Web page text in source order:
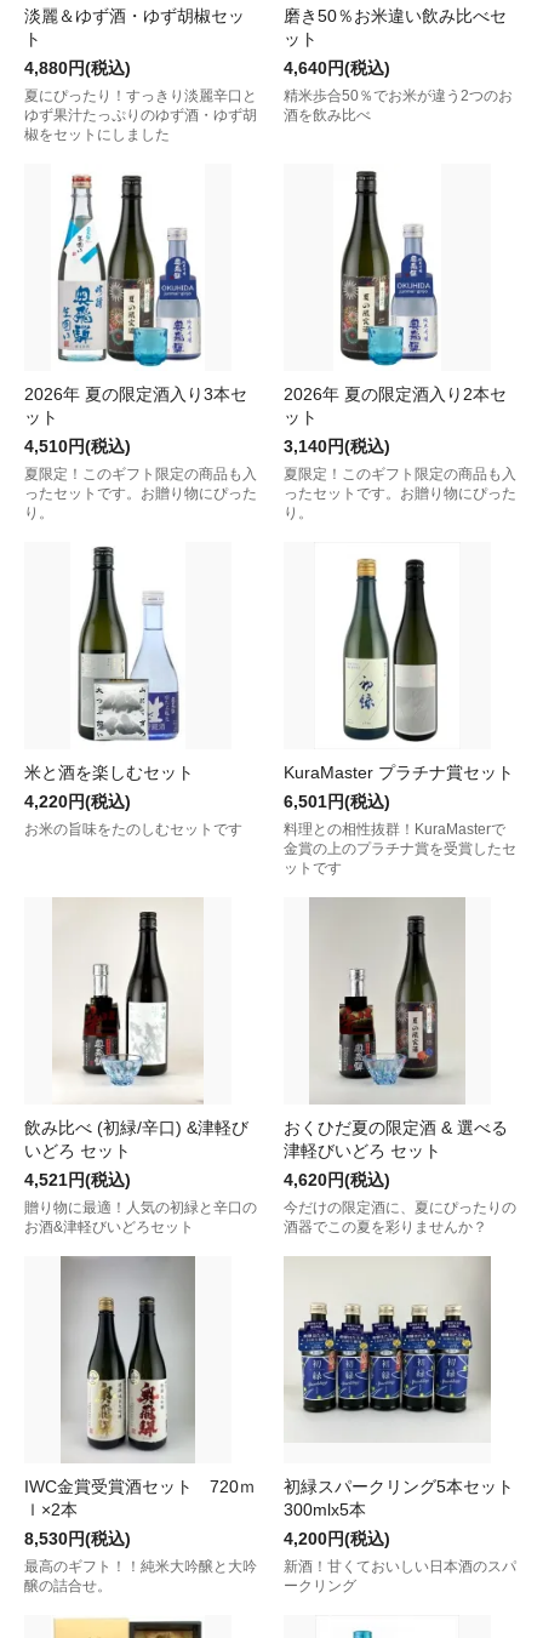
淡麗＆ゆず酒・ゆず胡椒セッ
ト
4,880円(税込)
夏にぴったり！すっきり淡麗辛口と
ゆず果汁たっぷりのゆず酒・ゆず胡
椒をセットにしました
磨き50％お米違い飲み比べセ
ット
4,640円(税込)
精米歩合50％でお米が違う2つのお
酒を飲み比べ
2026年 夏の限定酒入り3本セ
ット
4,510円(税込)
夏限定！このギフト限定の商品も入
ったセットです。お贈り物にぴった
り。
2026年 夏の限定酒入り2本セ
ット
3,140円(税込)
夏限定！このギフト限定の商品も入
ったセットです。お贈り物にぴった
り。
米と酒を楽しむセット
4,220円(税込)
お米の旨味をたのしむセットです
KuraMaster プラチナ賞セット
6,501円(税込)
料理との相性抜群！KuraMasterで
金賞の上のプラチナ賞を受賞したセ
ットです
飲み比べ (初緑/辛口) &津軽び
いどろ セット
4,521円(税込)
贈り物に最適！人気の初緑と辛口の
お酒&津軽びいどろセット
おくひだ夏の限定酒 & 選べる
津軽びいどろ セット
4,620円(税込)
今だけの限定酒に、夏にぴったりの
酒器でこの夏を彩りませんか？
IWC金賞受賞酒セット 720ｍ
ｌ×2本
8,530円(税込)
最高のギフト！！純米大吟醸と大吟
醸の詰合せ。
初緑スパークリング5本セット
300mlx5本
4,200円(税込)
新酒！甘くておいしい日本酒のスパ
ークリング